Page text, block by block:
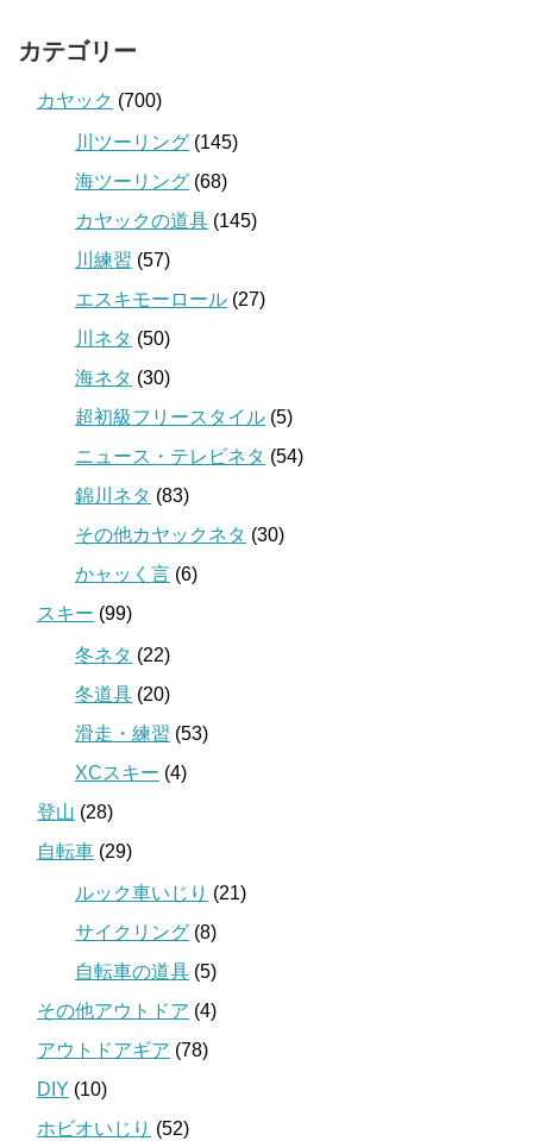
カテゴリー
カヤック (700)
川ツーリング (145)
海ツーリング (68)
カヤックの道具 (145)
川練習 (57)
エスキモーロール (27)
川ネタ (50)
海ネタ (30)
超初級フリースタイル (5)
ニュース・テレビネタ (54)
錦川ネタ (83)
その他カヤックネタ (30)
かャッく言 (6)
スキー (99)
冬ネタ (22)
冬道具 (20)
滑走・練習 (53)
XCスキー (4)
登山 (28)
自転車 (29)
ルック車いじり (21)
サイクリング (8)
自転車の道具 (5)
その他アウトドア (4)
アウトドアギア (78)
DIY (10)
ホビオいじり (52)